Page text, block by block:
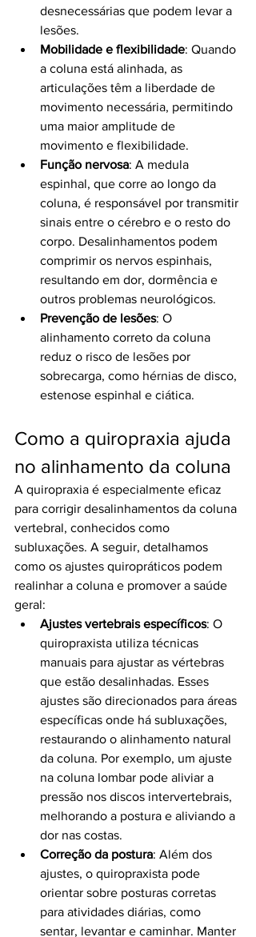
desnecessárias que podem levar a
lesões.
Mobilidade e flexibilidade: Quando
a coluna está alinhada, as
articulações têm a liberdade de
movimento necessária, permitindo
uma maior amplitude de
movimento e flexibilidade.
Função nervosa: A medula
espinhal, que corre ao longo da
coluna, é responsável por transmitir
sinais entre o cérebro e o resto do
corpo. Desalinhamentos podem
comprimir os nervos espinhais,
resultando em dor, dormência e
outros problemas neurológicos.
Prevenção de lesões: O
alinhamento correto da coluna
reduz o risco de lesões por
sobrecarga, como hérnias de disco,
estenose espinhal e ciática.
Como a quiropraxia ajuda
no alinhamento da coluna
A quiropraxia é especialmente eficaz
para corrigir desalinhamentos da coluna
vertebral, conhecidos como
subluxações. A seguir, detalhamos
como os ajustes quiropráticos podem
realinhar a coluna e promover a saúde
geral:
Ajustes vertebrais específicos: O
quiropraxista utiliza técnicas
manuais para ajustar as vértebras
que estão desalinhadas. Esses
ajustes são direcionados para áreas
específicas onde há subluxações,
restaurando o alinhamento natural
da coluna. Por exemplo, um ajuste
na coluna lombar pode aliviar a
pressão nos discos intervertebrais,
melhorando a postura e aliviando a
dor nas costas.
Correção da postura: Além dos
ajustes, o quiropraxista pode
orientar sobre posturas corretas
para atividades diárias, como
sentar, levantar e caminhar. Manter